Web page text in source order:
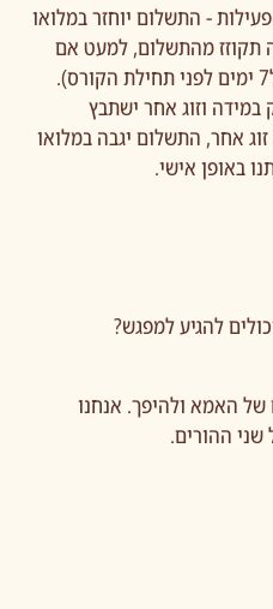
הפעילות - התשלום יוחזר במלואו
תקוזז מהתשלום, למעט אם
וזוג אחר ישתבץ
אחר, התשלום יגבה במלואו
באופן אישי.
להגיע למפגש?
של האמא ולהיפך. אנחנו
ההורים.